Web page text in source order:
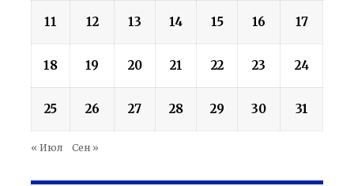
11 12 13 14 15 16 17
18 19 20 21 22 23 24
25 26 27 28 29 30 31
« Июл Сен »